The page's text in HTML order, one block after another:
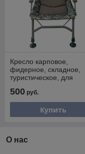
Кресло карповое,
фидерное, складное,
туристическое, для
Camo
500 руб.
Купить
О нас